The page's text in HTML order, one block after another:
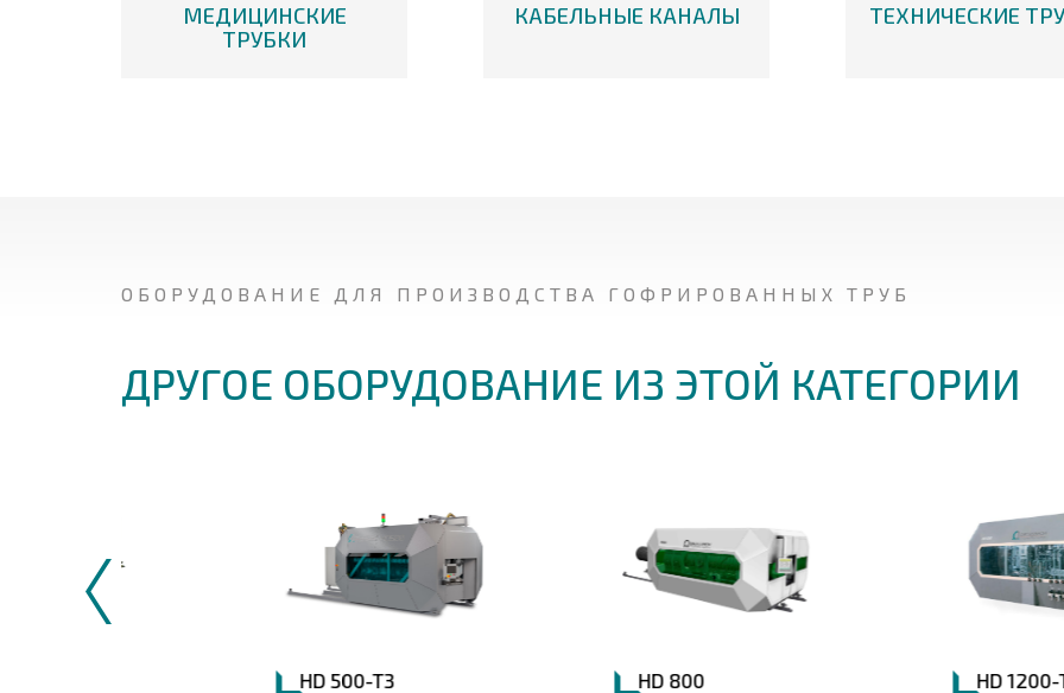
МЕДИЦИНСКИЕ
ТРУБКИ
КАБЕЛЬНЫЕ КАНАЛЫ ТЕХНИЧЕСКИЕ
ОБОРУДОВАНИЕ ДЛЯ ПРОИЗВОДСТВА ГОФРИРОВАННЫХ ТРУБ
ДРУГОЕ ОБОРУДОВАНИЕ ИЗ ЭТОЙ КАТЕГОРИИ
HD 500-T3 HD 1200-T3